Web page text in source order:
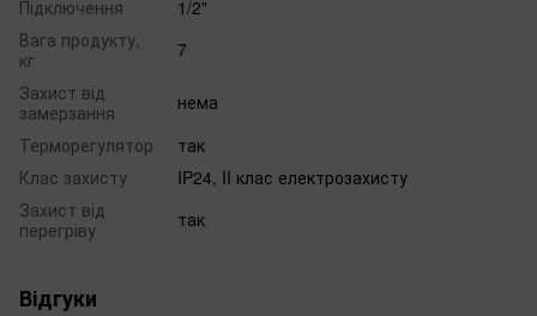
Підключення
1/2"
Вага продукту,
кг
7
Захист від
замерзання
нема
Терморегулятор
так
Клас захисту
IP24, II клас електрозахисту
Захист від
перегріву
так
Відгуки